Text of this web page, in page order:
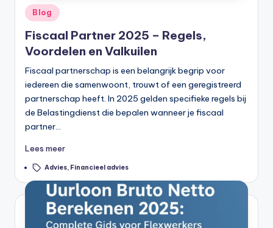
e
e
k
-
b
e
r
e
k
e
Geplaatst
in
Blog
Fiscaal Partner 2025 – Regels,
Voordelen en Valkuilen
Fiscaal partnerschap is een belangrijk begrip voor
iedereen die samenwoont, trouwt of een geregistreerd
partnerschap heeft. In 2025 gelden specifieke regels bij
de Belastingdienst die bepalen wanneer je fiscaal
partner…
Lees meer
Tags: Advies, Financieel advies